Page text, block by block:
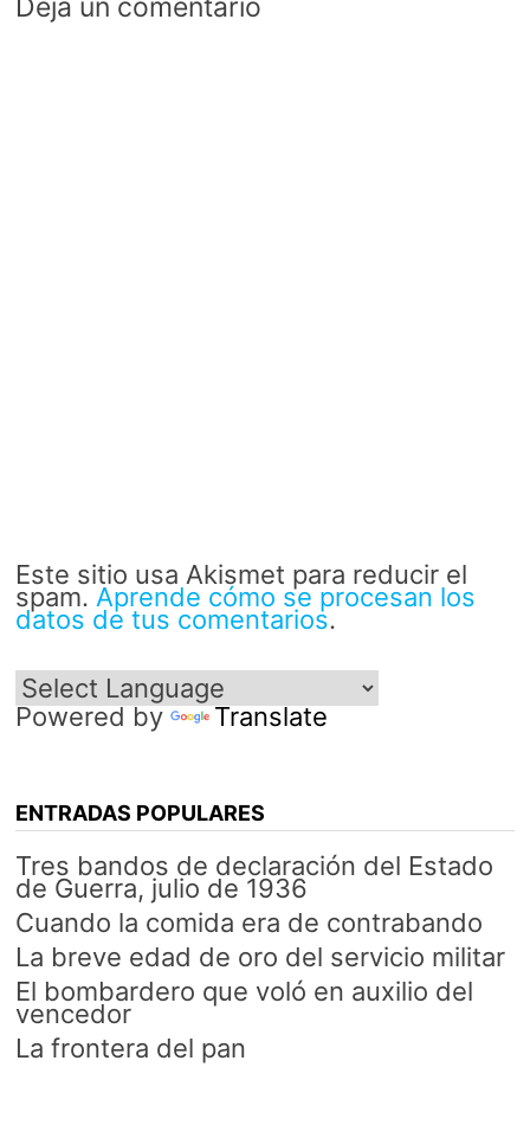
Deja un comentario
Este sitio usa Akismet para reducir el
spam. Aprende cómo se procesan los
datos de tus comentarios.
Powered by Translate
ENTRADAS POPULARES
Tres bandos de declaración del Estado
de Guerra, julio de 1936
Cuando la comida era de contrabando
La breve edad de oro del servicio militar
El bombardero que voló en auxilio del
vencedor
La frontera del pan